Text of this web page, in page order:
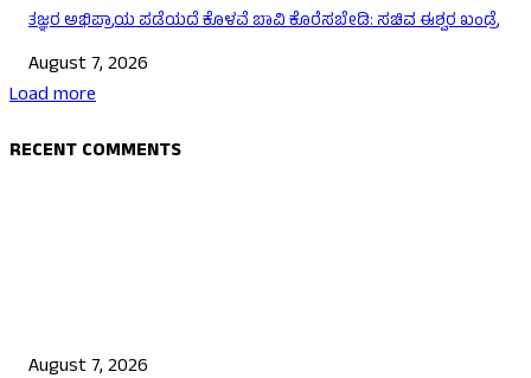
ತಜ್ಞರ ಅಭಿಪ್ರಾಯ ಪಡೆಯದೆ ಕೊಳವೆ ಬಾವಿ ಕೊರೆಸಬೇಡಿ: ಸಚಿವ ಈಶ್ವರ ಖಂಡ್ರೆ
August 7, 2026
Load more
RECENT COMMENTS
August 7, 2026